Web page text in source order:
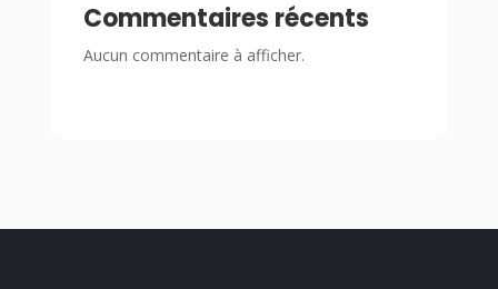
Commentaires récents
Aucun commentaire à afficher.